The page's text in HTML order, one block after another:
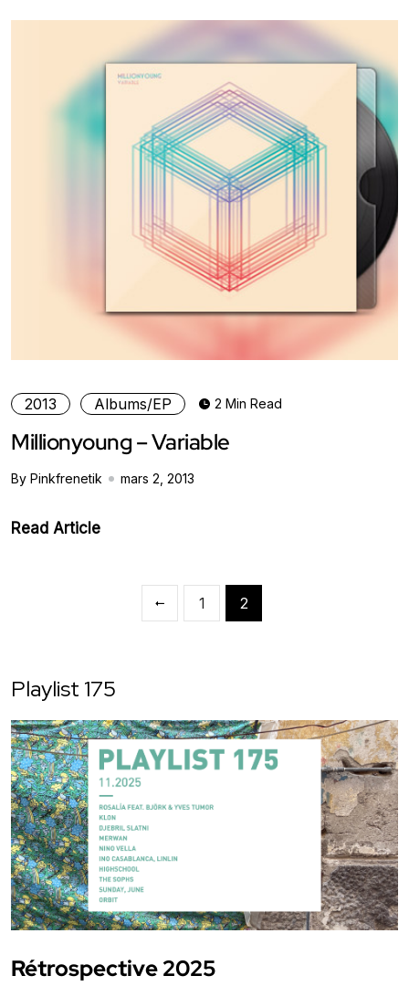
2013 Albums/EP 2 Min Read
Millionyoung – Variable
By Pinkfrenetik mars 2, 2013
Read Article
1 2
Playlist 175
Rétrospective 2025